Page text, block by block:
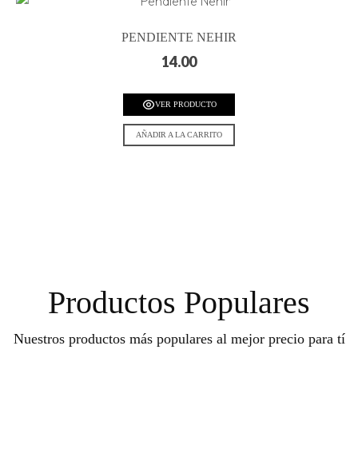
PENDIENTE NEHIR
14.00
VER PRODUCTO
AÑADIR A LA CARRITO
Productos Populares
Nuestros productos más populares al mejor precio para tí